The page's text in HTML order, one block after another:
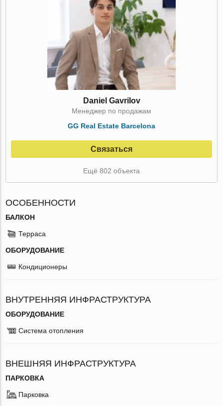
Daniel Gavrilov
Менеджер по продажам
GG Real Estate Barcelona
Связаться
Ещё 802 объекта
ОСОБЕННОСТИ
БАЛКОН
Терраса
ОБОРУДОВАНИЕ
Кондиционеры
ВНУТРЕННЯЯ ИНФРАСТРУКТУРА
ОБОРУДОВАНИЕ
Система отопления
ВНЕШНЯЯ ИНФРАСТРУКТУРА
ПАРКОВКА
Парковка